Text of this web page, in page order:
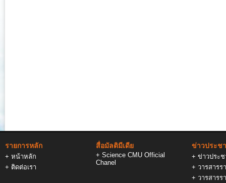
รายการหลัก
+ หน้าหลัก
+ ติดต่อเรา
สื่อมัลติมีเดีย
+ Science CMU Official
Chanel
ข่าวประช
+ ข่าวประ
+ วารสารร
+ วารสารร